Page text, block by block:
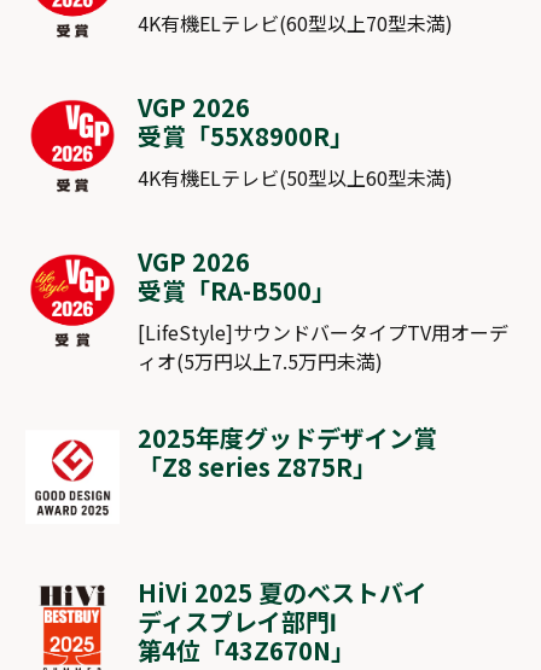
4K有機ELテレビ(60型以上70型未満)
VGP 2026
受賞「55X8900R」
4K有機ELテレビ(50型以上60型未満)
VGP 2026
受賞「RA-B500」
[LifeStyle]サウンドバータイプTV用オーデ
ィオ(5万円以上7.5万円未満)
2025年度グッドデザイン賞
「Z8 series Z875R」
HiVi 2025 夏のベストバイ
ディスプレイ部門Ⅰ
第4位「43Z670N」